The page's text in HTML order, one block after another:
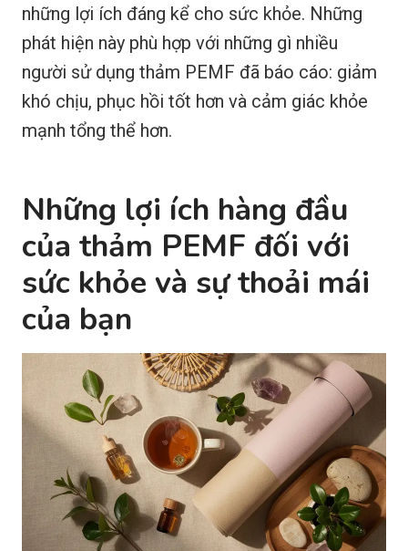
những lợi ích đáng kể cho sức khỏe. Những
phát hiện này phù hợp với những gì nhiều
người sử dụng thảm PEMF đã báo cáo: giảm
khó chịu, phục hồi tốt hơn và cảm giác khỏe
mạnh tổng thể hơn.
Những lợi ích hàng đầu
của thảm PEMF đối với
sức khỏe và sự thoải mái
của bạn